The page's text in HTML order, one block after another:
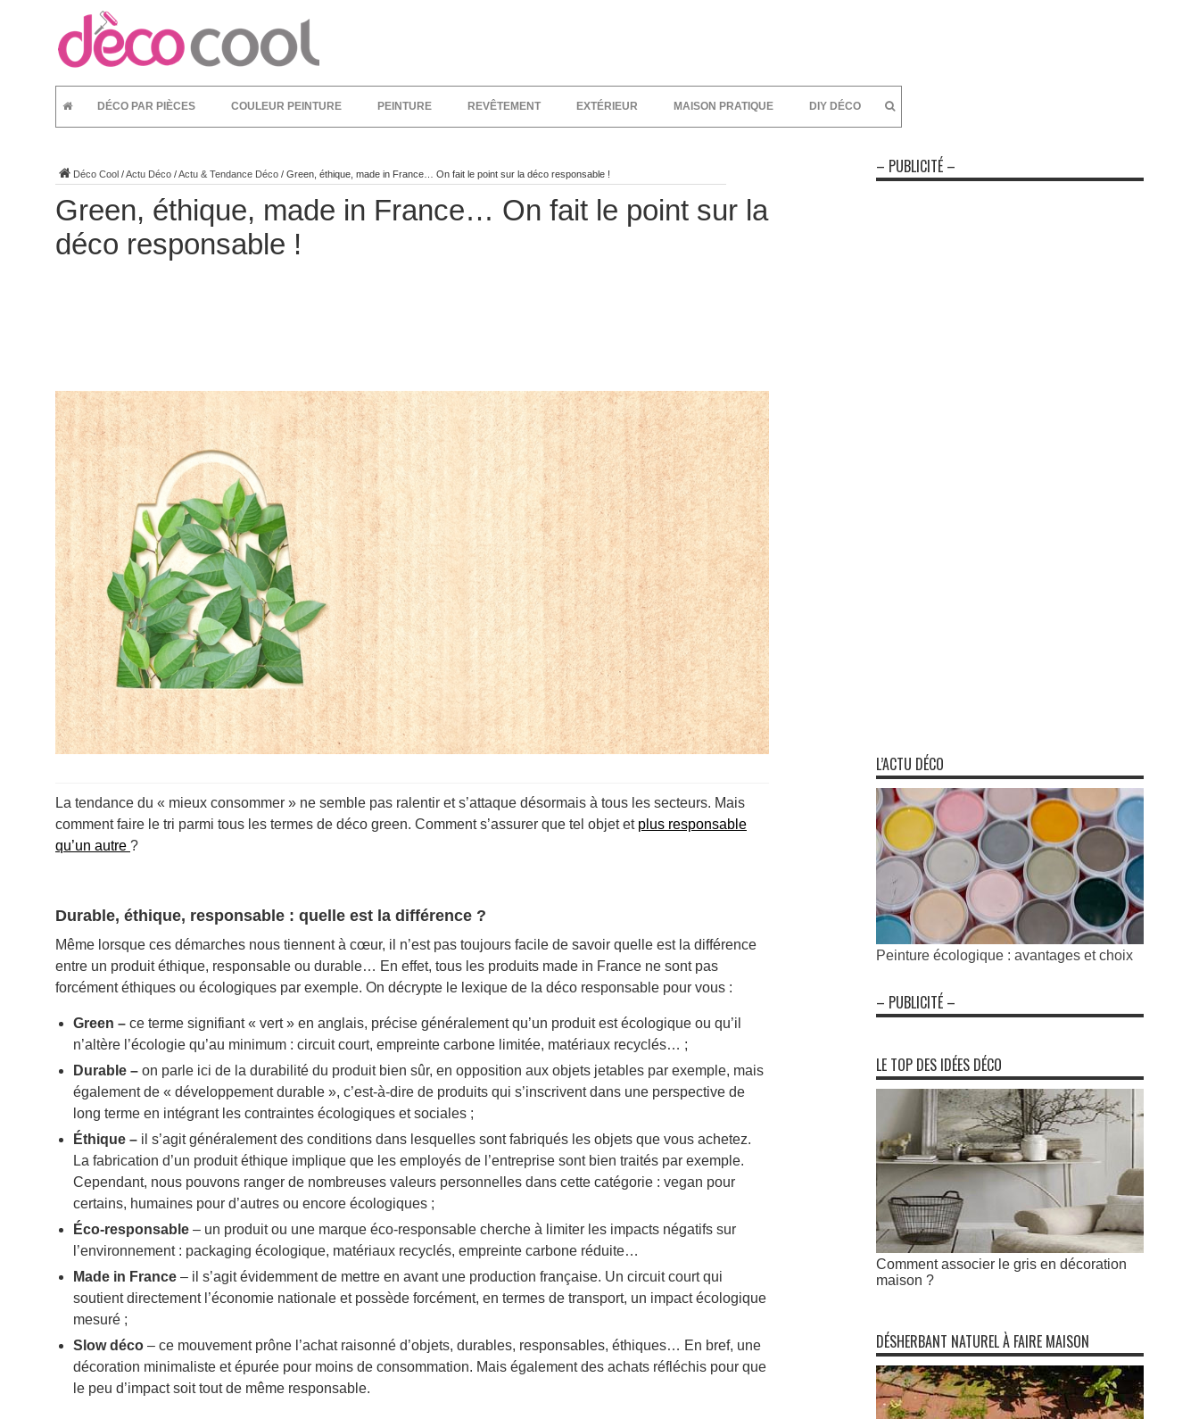
DÉCO PAR PIÈCES COULEUR PEINTURE PEINTURE REVÊTEMENT EXTÉRIEUR MAISON PRATIQUE DIY DÉCO
Déco Cool /Actu Déco /Actu & Tendance Déco / Green, éthique, made in France… On fait le point sur la déco responsable !
Green, éthique, made in France… On fait le point sur la
déco responsable !
La tendance du « mieux consommer » ne semble pas ralentir et s’attaque désormais à tous les secteurs. Mais
comment faire le tri parmi tous les termes de déco green. Comment s’assurer que tel objet et plus responsable
qu’un autre ?
Durable, éthique, responsable : quelle est la différence ?
Même lorsque ces démarches nous tiennent à cœur, il n’est pas toujours facile de savoir quelle est la différence
entre un produit éthique, responsable ou durable… En effet, tous les produits made in France ne sont pas
forcément éthiques ou écologiques par exemple. On décrypte le lexique de la déco responsable pour vous :
Green – ce terme signifiant « vert » en anglais, précise généralement qu’un produit est écologique ou qu’il
n’altère l’écologie qu’au minimum : circuit court, empreinte carbone limitée, matériaux recyclés… ;
Durable – on parle ici de la durabilité du produit bien sûr, en opposition aux objets jetables par exemple, mais
également de « développement durable », c’est-à-dire de produits qui s’inscrivent dans une perspective de
long terme en intégrant les contraintes écologiques et sociales ;
Éthique – il s’agit généralement des conditions dans lesquelles sont fabriqués les objets que vous achetez.
La fabrication d’un produit éthique implique que les employés de l’entreprise sont bien traités par exemple.
Cependant, nous pouvons ranger de nombreuses valeurs personnelles dans cette catégorie : vegan pour
certains, humaines pour d’autres ou encore écologiques ;
Éco-responsable – un produit ou une marque éco-responsable cherche à limiter les impacts négatifs sur
l’environnement : packaging écologique, matériaux recyclés, empreinte carbone réduite…
Made in France – il s’agit évidemment de mettre en avant une production française. Un circuit court qui
soutient directement l’économie nationale et possède forcément, en termes de transport, un impact écologique
mesuré ;
Slow déco – ce mouvement prône l’achat raisonné d’objets, durables, responsables, éthiques… En bref, une
décoration minimaliste et épurée pour moins de consommation. Mais également des achats réfléchis pour que
le peu d’impact soit tout de même responsable.
– PUBLICITÉ –
L’ACTU DÉCO
Peinture écologique : avantages et choix
– PUBLICITÉ –
LE TOP DES IDÉES DÉCO
Comment associer le gris en décoration
maison ?
DÉSHERBANT NATUREL À FAIRE MAISON